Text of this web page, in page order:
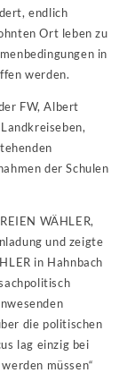
endlich
Ort leben zu
in
werden.
FW, Albert
der Schulen
WÄHLER,
und zeigte
in Hahnbach
die politischen
lag einzig bei
müssen“